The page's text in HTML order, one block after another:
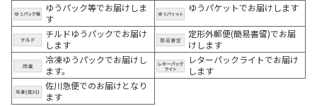
ゆうパック等でお届けしま
す
ゆうパケットでお届けします
チルドゆうパックでお届け
します
定形外郵便(簡易書留)でお届
けします
冷凍ゆうパックでお届けし
ます。
レターパックライトでお届け
します
佐川急便でのお届けとなり
ます